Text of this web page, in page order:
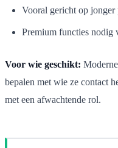
Vooral gericht op jonger
Premium functies nodig
Voor wie geschikt:
bepalen met wie ze contact
met een afwachtende rol.